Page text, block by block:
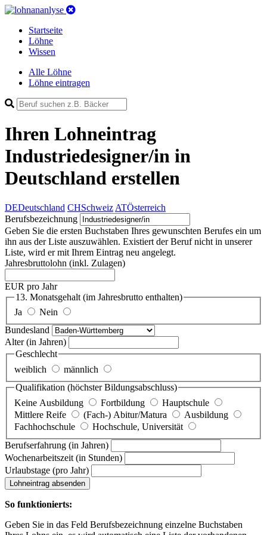
Startseite
Löhne
Wissen
Alle Löhne
Löhne eintragen
Ihren Lohneintrag
Industriedesigner/in in
Deutschland erstellen
DEDeutschland CHSchweiz ATÖsterreich
Berufsbezeichnung
Geben Sie die ersten Buchstaben Ihres gewunschten Berufes ein um
ihn aus der Liste auszuwählen. Existiert der Beruf nicht in unserer
Liste, wird er mit Ihrem Eintrag neu angelegt.
Jahresbruttolohn (inkl. Zulagen)
EUR pro Jahr
13. Monatsgehalt (im Jahresbrutto enthalten)
Ja
Nein
Bundesland
Alter(in Jahren)
Geschlecht
weiblich
männlich
Qualifikation (höchster Bildungsabschluss)
Keine Ausbildung
Fortbildung
Hauptschule
Mittlere Reife
(Fach-) Abitur/Matura
Ausbildung
Fachhochschule
Hochschule, Universität
Berufserfahrung (in Jahren)
Wochenarbeitszeit (in Stunden)
Urlaubstage (pro Jahr)
Lohneintrag absenden
So funktionierts:
Geben Sie in das Feld Berufsbezeichnung einzelne Buchstaben